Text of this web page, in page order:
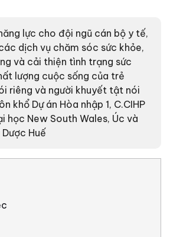
lực cho đội ngũ cán bộ y tế,
dịch vụ chăm sóc sức khỏe,
và cải thiện tình trạng sức
lượng cuộc sống của trẻ
riêng và người khuyết tật nói
khổ Dự án Hòa nhập 1, C.CIHP
học New South Wales, Úc và
Huế